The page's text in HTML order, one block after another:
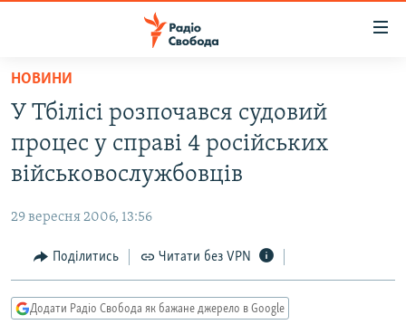
Перейти
основного
матеріалу
Перейти
до
основної
навігації
Перейти
до
пошуку
РАДІО СВОБОДА – 70 РОКІВ
СТАТТІ
ЕКОНОМІКА
СУСПІЛЬСТВО
РОСІЙСЬКА «ФІЛЬТРАЦІЯ»
ДОНБАС.РЕАЛІЇ
ТИ ЯК?
НОВИНИ
У Тбілісі розпочався судовий
процес у справі 4 російських
військовослужбовців
29 вересня 2006, 13:56
Поділитись Читати без VPN
Додати Радіо Свобода як бажане джерело в Google